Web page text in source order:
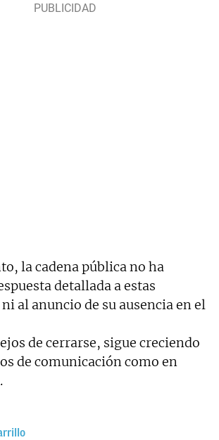
la cadena pública no ha
detallada a estas
al anuncio de su ausencia en el
de cerrarse, sigue creciendo
de comunicación como en